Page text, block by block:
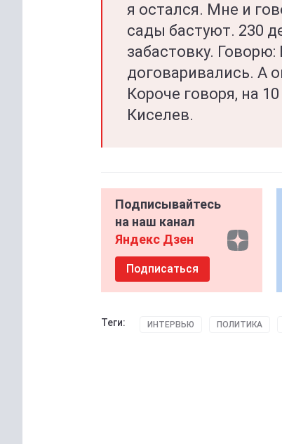
я остался. Мне и
сады бастуют. 230
забастовку.
договаривались. А
Короче говоря, на
Киселев.
Подписывайтесь
на наш канал
Яндекс Дзен
Подписаться
Теги: ИНТЕРВЬЮ ПОЛИТИКА